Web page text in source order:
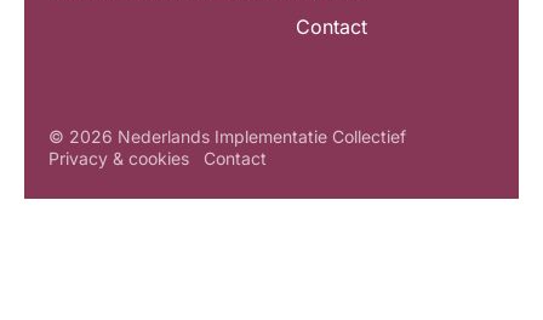
Contact
© 2026 Nederlands Implementatie Collectief
Privacy & cookies
Contact